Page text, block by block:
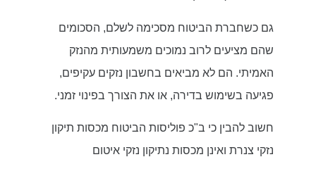
גם כשחברת הביטוח מסכימה לשלם, הסכומים
שהם מציעים לרוב נמוכים משמעותית מהנזק
האמיתי. הם לא מביאים בחשבון נזקים עקיפים,
פגיעה בשימוש בדירה, או את הצורך בפינוי זמני.
חשוב להבין כי ב"כ פוליסות הביטוח מכסות תיקון
נזקי צנרת ואינן מכסות נתיקון נזקי איטום